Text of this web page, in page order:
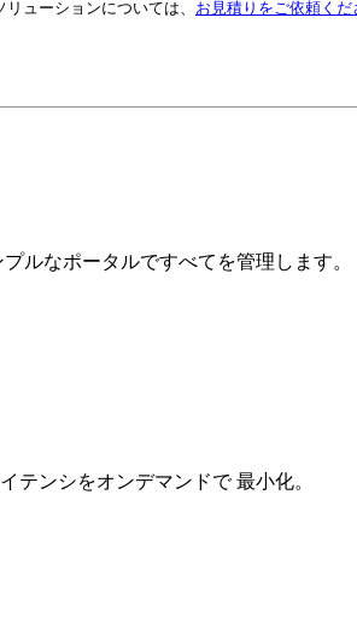
ューションについては、 お見積りをご依頼くだ
ルなポータルですべてを管理します。
テンシをオンデマンドで 最小化。